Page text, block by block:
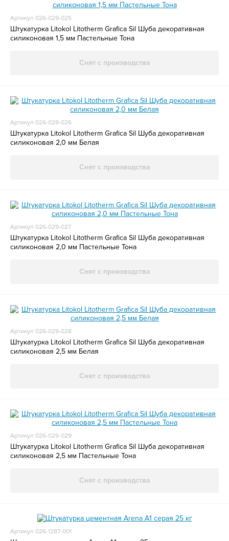
Артикул 026-029-025
Штукатурка Litokol Litotherm Grafica Sil Шуба декоративная
силиконовая 1,5 мм Пастельные Тона
Снят с производства
Артикул 026-029-026
Штукатурка Litokol Litotherm Grafica Sil Шуба декоративная
силиконовая 2,0 мм Белая
Снят с производства
Артикул 026-029-027
Штукатурка Litokol Litotherm Grafica Sil Шуба декоративная
силиконовая 2,0 мм Пастельные Тона
Снят с производства
Артикул 026-029-028
Штукатурка Litokol Litotherm Grafica Sil Шуба декоративная
силиконовая 2,5 мм Белая
Снят с производства
Артикул 026-029-029
Штукатурка Litokol Litotherm Grafica Sil Шуба декоративная
силиконовая 2,5 мм Пастельные Тона
Снят с производства
Артикул 026-1287-001